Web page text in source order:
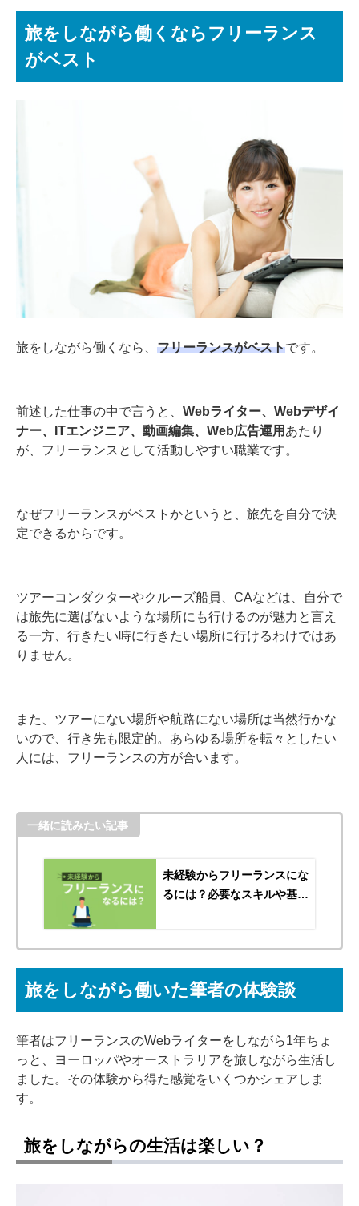
旅をしながら働くならフリーランス
がベスト
旅をしながら働くなら、 フリーランスがベストです。
前述した仕事の中で言うと、 Webライター、Webデザイ
ナー、ITエンジニア、動画編集、Web広告運用 あたり
が、フリーランスとして活動しやすい職業です。
なぜフリーランスがベストかというと、旅先を自分で決
定できるからです。
ツアーコンダクターやクルーズ船員、CAなどは、自分で
は旅先に選ばないような場所にも行けるのが魅力と言え
る一方、行きたい時に行きたい場所に行けるわけではあ
りません。
また、ツアーにない場所や航路にない場所は当然行かな
いので、行き先も限定的。あらゆる場所を転々としたい
人には、フリーランスの方が合います。
一緒に読みたい記事
未経験からフリーランスにな
るには？必要なスキルや基礎
旅をしながら働いた筆者の体験談
筆者はフリーランスのWebライターをしながら1年ちょ
っと、ヨーロッパやオーストラリアを旅しながら生活し
ました。その体験から得た感覚をいくつかシェアしま
す。
旅をしながらの生活は楽しい？